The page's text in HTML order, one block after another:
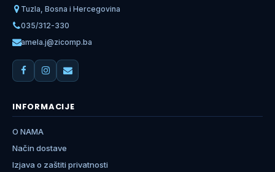
Tuzla, Bosna i Hercegovina
035/312-330
amela.j@zicomp.ba
INFORMACIJE
O NAMA
Način dostave
Izjava o zaštiti privatnosti